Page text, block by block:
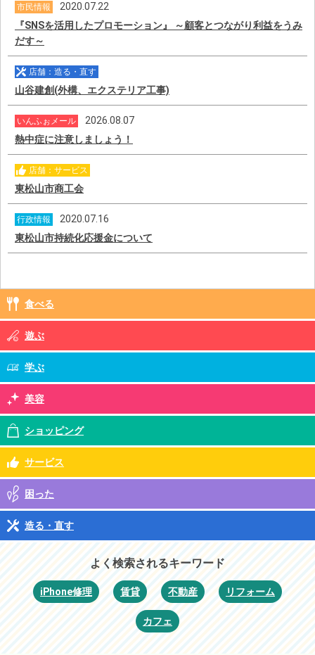
市民情報
2020.07.22
『SNSを活用したプロモーション』 ～顧客とつながり利益をうみ
だす～
店舗：造る・直す
山谷建創(外構、エクステリア工事)
いんふぉメール
2026.08.07
熱中症に注意しましょう！
店舗：サービス
東松山市商工会
行政情報
2020.07.16
東松山市持続化応援金について
食べる
遊ぶ
学ぶ
美容
ショッピング
サービス
困った
造る・直す
よく検索されるキーワード
iPhone修理 賃貸 不動産 リフォーム
カフェ